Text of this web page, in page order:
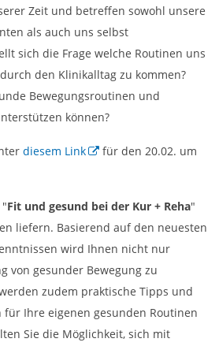
Zeit und betreffen sowohl unsere
als auch uns selbst
sich die Frage welche Routinen uns
den Klinikalltag zu kommen?
Bewegungsroutinen und
können?
diesem Link
für den 20.02. um
Fit und gesund bei der Kur + Reha"
liefern. Basierend auf den neuesten
wird Ihnen nicht nur
von gesunder Bewegung zu
zudem praktische Tipps und
Ihre eigenen gesunden Routinen
Sie die Möglichkeit, sich mit